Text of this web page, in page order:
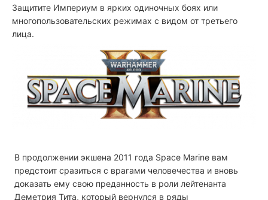
Защитите Империум в ярких одиночных боях или
многопользовательских режимах с видом от третьего
лица.
В продолжении экшена 2011 года Space Marine вам
предстоит сразиться с врагами человечества и вновь
доказать ему свою преданность в роли лейтенанта
Деметрия Тита, который вернулся в ряды